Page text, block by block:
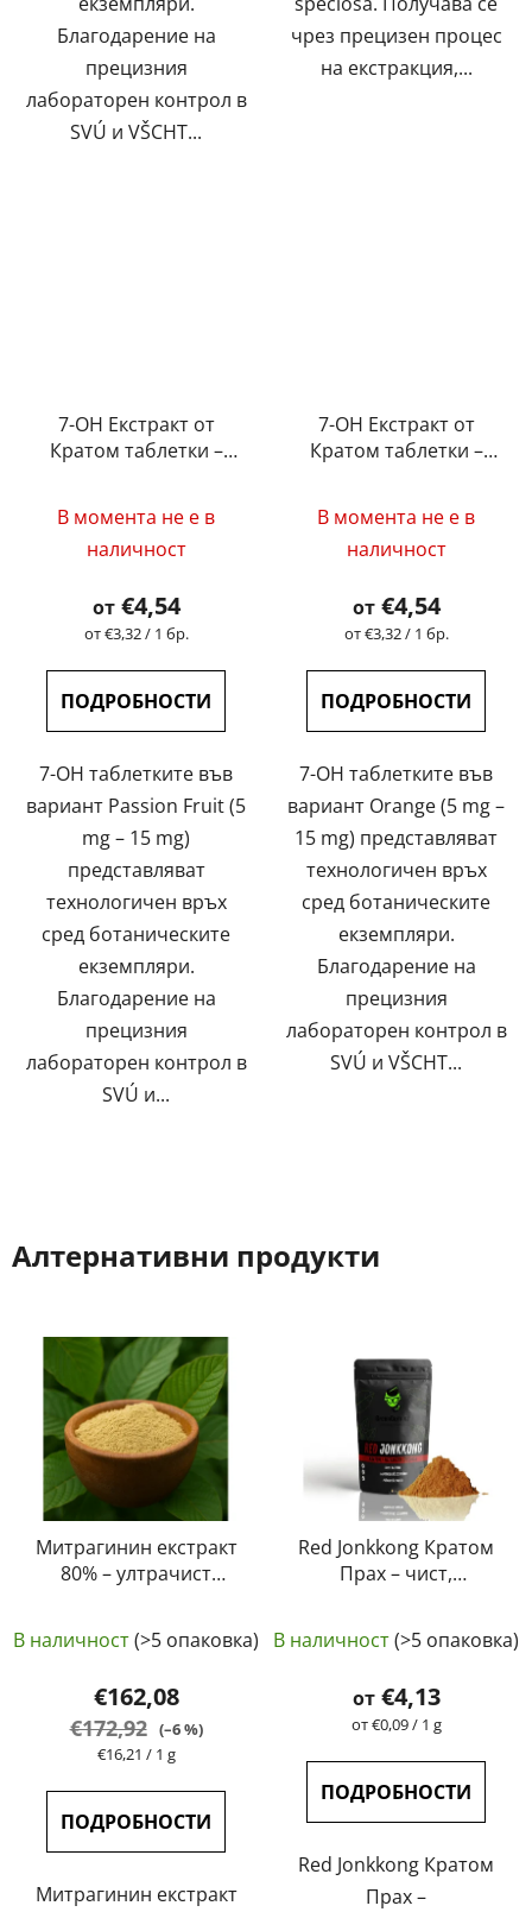
Благодарение на
прецизния
лабораторен контрол в
SVÚ и VŠCHT...
чрез прецизен процес
на екстракция,...
7-OH Екстракт от
Кратом таблетки –
В момента не е в
наличност
от€4,54
Измерване
цената:
от €3,32 / 1 бр.
ПОДРОБНОСТИ
7-OH таблетките във
вариант Passion Fruit (5
mg – 15 mg)
представляват
технологичен връх
сред ботаническите
екземпляри.
Благодарение на
прецизния
лабораторен контрол в
SVÚ и...
7-OH Екстракт от
Кратом таблетки –
В момента не е в
наличност
от€4,54
Измерване
цената:
от €3,32 / 1 бр.
ПОДРОБНОСТИ
7-OH таблетките във
вариант Orange (5 mg –
15 mg) представляват
технологичен връх
сред ботаническите
екземпляри.
Благодарение на
прецизния
лабораторен контрол в
SVÚ и VŠCHT...
Алтернативни продукти
Митрагинин екстракт
80% – ултрачист
| GreenGuru
оценка
на
продукта
е
от
В наличност(>5 опаковка)
€162,08
€172,92 (–6 %)
Измерване
цената:
€16,21 / 1 g
ПОДРОБНОСТИ
Митрагинин екстракт
Red Jonkkong Кратом
Прах – чист,
| GreenGuru
В наличност(>5 опаковка)
от€4,13
Измерване
цената:
от €0,09 / 1 g
ПОДРОБНОСТИ
Red Jonkkong Кратом
Прах –